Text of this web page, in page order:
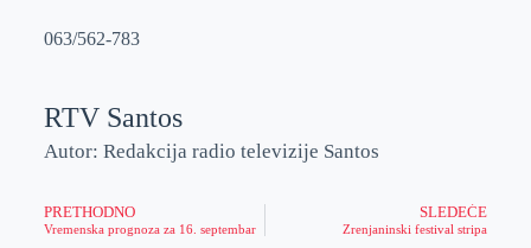
063/562-783
RTV Santos
Autor: Redakcija radio televizije Santos
PRETHODNO
Vremenska prognoza za 16. septembar
SLEDEĆE
Zrenjaninski festival stripa